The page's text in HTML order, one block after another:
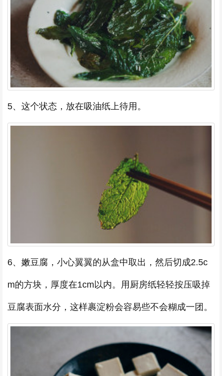
5、这个状态，放在吸油纸上待用。
6、嫩豆腐，小心翼翼的从盒中取出，然后切成2.5c
m的方块，厚度在1cm以内。用厨房纸轻轻按压吸掉
豆腐表面水分，这样裹淀粉会容易些不会糊成一团。